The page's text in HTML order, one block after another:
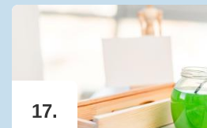
17.